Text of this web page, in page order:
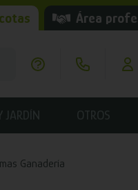
Área
JARDÍN OTROS
Ganadería